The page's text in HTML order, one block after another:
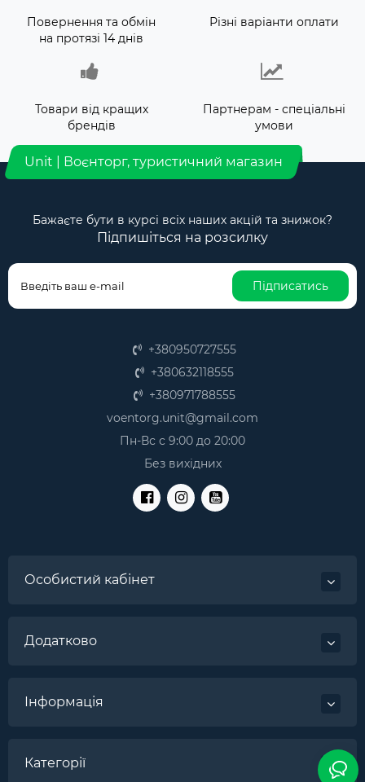
Повернення та обмін
на протязі 14 днів
Різні варіанти оплати
Товари від кращих
брендів
Партнерам - спеціальні
умови
Unit | Воєнторг, туристичний магазин
Бажаєте бути в курсі всіх наших акцій та знижок?
Підпишіться на розсилку
Підписатись
+380950727555
+380632118555
+380971788555
voentorg.unit@gmail.com
Пн-Вс с 9:00 до 20:00
Без вихідних
Особистий кабінет
Додатково
Інформація
Категорії